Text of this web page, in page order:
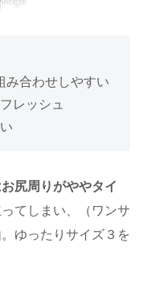
み合わせしやすい
レッシュ
尻周りがややタイ
てしまい、（ワンサ
ゆったりサイズ３を